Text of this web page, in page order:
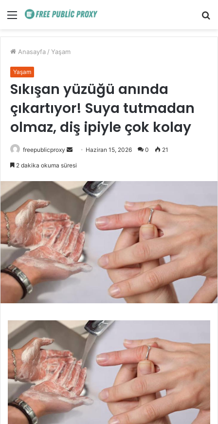
Menü
Anasayfa / Yaşam
Yaşam
Sıkışan yüzüğü anında
çıkartıyor! Suya tutmadan
olmaz, diş ipiyle çok kolay
freepublicproxy
Bir
göndermek
Haziran 15, 2026 0 21
2 dakika okuma süresi